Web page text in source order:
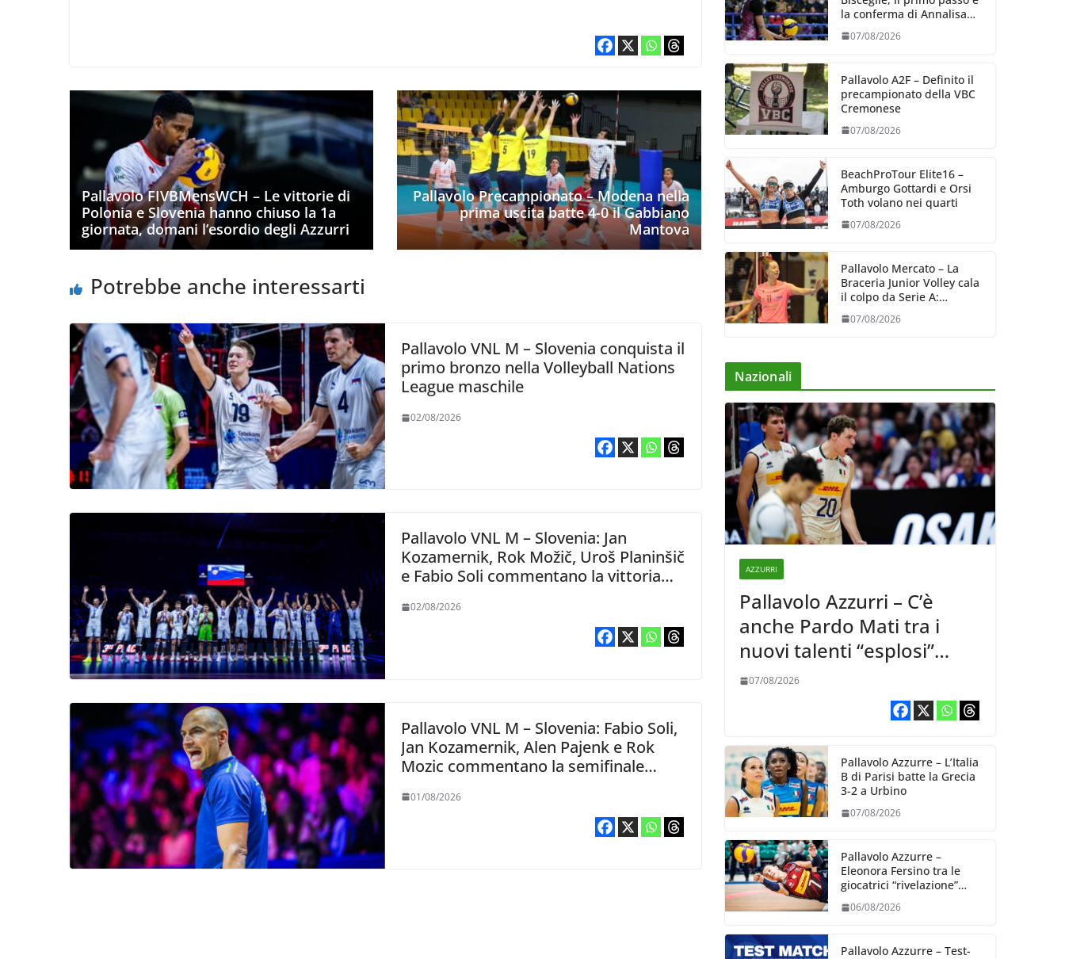
Pallavolo FIVBMensWCH – Le vittorie di
Polonia e Slovenia hanno chiuso la 1a
giornata, domani l’esordio degli Azzurri
Pallavolo Precampionato – Modena nella
prima uscita batte 4-0 il Gabbiano
Mantova
Potrebbe anche interessarti
Pallavolo VNL M – Slovenia conquista il
primo bronzo nella Volleyball Nations
League maschile
02/08/2026
Pallavolo VNL M – Slovenia: Jan
Kozamernik, Rok Možič, Uroš Planinšič
e Fabio Soli commentano la vittoria
02/08/2026
Pallavolo VNL M – Slovenia: Fabio Soli,
Jan Kozamernik, Alen Pajenk e Rok
Mozic commentano la semifinale
01/08/2026
la conferma di Annalisa
Mileno
07/08/2026
Pallavolo A2F – Definito il
precampionato della VBC
Cremonese
07/08/2026
BeachProTour Elite16 –
Amburgo Gottardi e Orsi
Toth volano nei quarti
07/08/2026
Pallavolo Mercato – La
Braceria Junior Volley cala
il colpo da Serie A:
Barbara Varaldo è il nuovo
riferimento dell’attacco
07/08/2026
Nazionali
AZZURRI
Pallavolo Azzurri – C’è
anche Pardo Mati tra i
nuovi talenti “esplosi”
nella VNL 2026 per
07/08/2026
Pallavolo Azzurre – L’Italia
B di Parisi batte la Grecia
3-2 a Urbino
07/08/2026
Pallavolo Azzurre –
Eleonora Fersino tra le
giocatrici “rivelazione”
Volleyball World
06/08/2026
Pallavolo Azzurre – Test-